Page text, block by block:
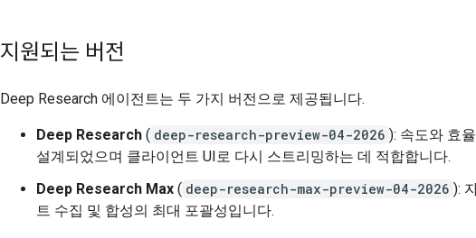
지원되는 버전
Deep Research 에이전트는 두 가지 버전으로 제공됩니다.
Deep Research ( deep-research-preview-04-2026 ): 속도와 효
설계되었으며 클라이언트 UI로 다시 스트리밍하는 데 적합합니다.
Deep Research Max ( deep-research-max-preview-04-2026 ):
트 수집 및 합성의 최대 포괄성입니다.